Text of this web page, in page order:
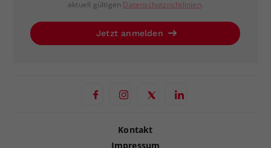
aktuell gültigen Datenschutzrichtlinien.
Jetzt anmelden
Kontakt
Impressum